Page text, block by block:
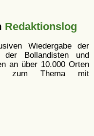
Redaktionslog
Wiedergabe der
der Bollandisten und
an über 10.000 Orten
zum Thema mit